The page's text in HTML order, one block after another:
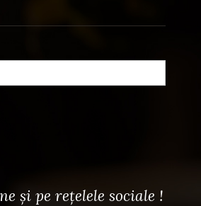
și pe rețelele sociale !